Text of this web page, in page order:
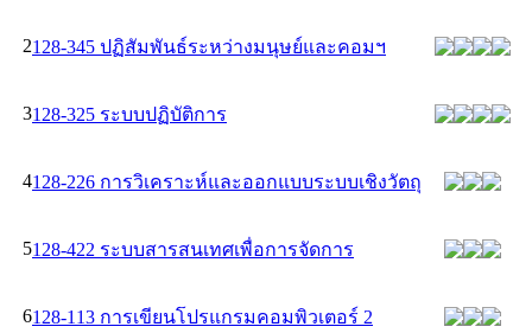
2128-345 ปฏิสัมพันธ์ระหว่างมนุษย์และคอมฯ
3128-325 ระบบปฏิบัติการ
4128-226 การวิเคราะห์และออกแบบระบบเชิงวัตถุ
5128-422 ระบบสารสนเทศเพื่อการจัดการ
6128-113 การเขียนโปรแกรมคอมพิวเตอร์ 2